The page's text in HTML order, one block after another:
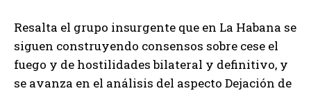
Resalta el grupo insurgente que en La Habana se
siguen construyendo consensos sobre cese el
fuego y de hostilidades bilateral y definitivo, y
se avanza en el análisis del aspecto Dejación de